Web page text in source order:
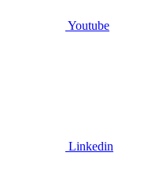
Youtube
Linkedin